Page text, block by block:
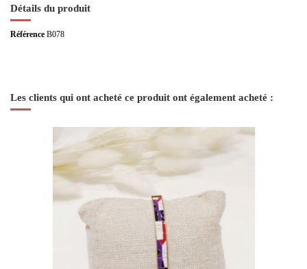
Détails du produit
Référence B078
Les clients qui ont acheté ce produit ont également acheté :